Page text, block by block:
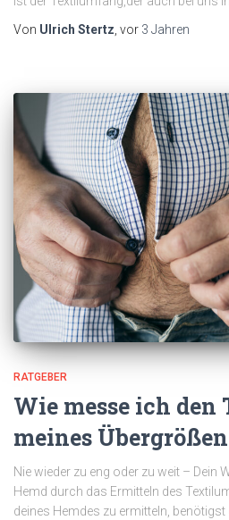
Von Ulrich Stertz, vor 3 Jahren
RATGEBER
Wie messe ich
meines
Nie wieder zu eng oder zu weit – Dein
Hemd durch das Ermitteln des
deines Hemdes zu ermitteln,